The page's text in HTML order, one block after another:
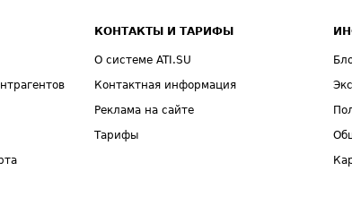
КОНТАКТЫ И ТАРИФЫ
О системе ATI.SU
Контактная информация
Реклама на сайте
Тарифы